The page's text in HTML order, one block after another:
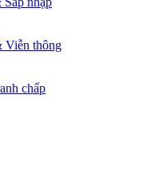
Viễn thông
chấp